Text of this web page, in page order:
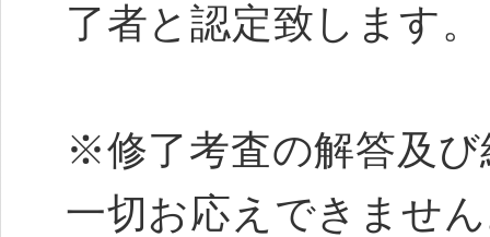
了者と認定致します。
※修了考査の解答及
一切お応えできませ